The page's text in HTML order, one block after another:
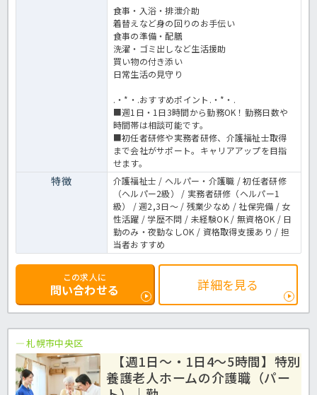
食事・入浴・排泄介助
着替えなど身の回りのお手伝い
食事の準備・配膳
洗濯・ゴミ出しなど生活援助
買い物の付き添い
日常生活の見守り
.・*・.おすすめポイント.・*・.
■週1日・1日3時間から勤務OK！勤務日数や
時間帯は相談可能です。
■初任者研修や実務者研修、介護福祉士取得
まで会社がサポート。キャリアアップを目指
せます。
特徴
介護福祉士 / ヘルパー・介護職 / 初任者研修
（ヘルパー2級） / 実務者研修（ヘルパー1
級） / 週2,3日～ / 残業少なめ / 社保完備 / 女
性活躍 / 学歴不問 / 未経験OK / 無資格OK / 日
勤のみ・夜勤なしOK / 資格取得支援あり / 担
当者おすすめ
この求人に
問い合わせる 詳細を見る
札幌市中央区
【週1日～・1日4～5時間】特別
養護老人ホームの介護職（パー